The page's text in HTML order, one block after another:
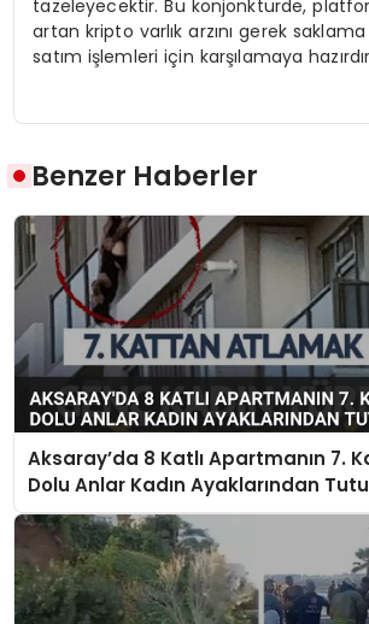
tazeleyecektir. Bu konjonktürde,
artan kripto varlık arzını gerek
satım işlemleri için karşılamaya
Benzer Haberler
Aksaray’da 8 Katlı Apartmanın 7.
Dolu Anlar Kadın Ayaklarından